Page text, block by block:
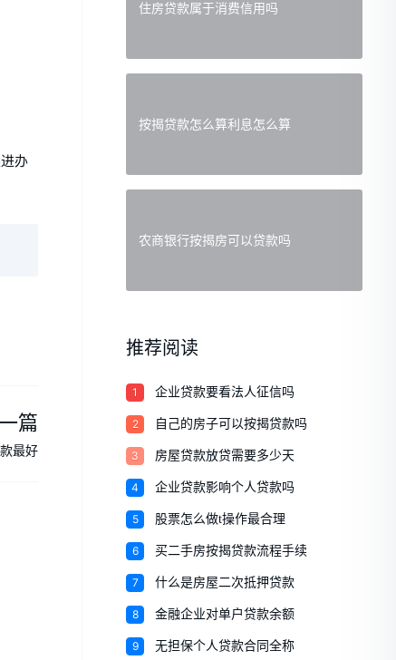
办
篇
最好
住房贷款属于消费信用吗
按揭贷款怎么算利息怎么算
农商银行按揭房可以贷款吗
推荐阅读
1 企业贷款要看法人征信吗
2 自己的房子可以按揭贷款吗
3 房屋贷款放贷需要多少天
4 企业贷款影响个人贷款吗
5 股票怎么做t操作最合理
6 买二手房按揭贷款流程手续
7 什么是房屋二次抵押贷款
8 金融企业对单户贷款余额
9 无担保个人贷款合同全称